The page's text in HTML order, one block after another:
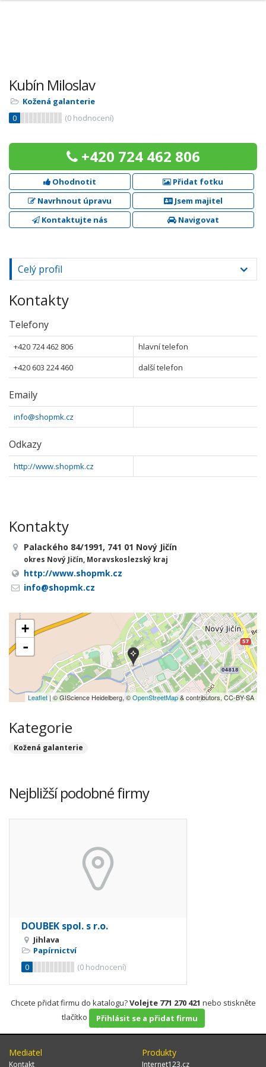
Kubín Miloslav
Kožená galanterie
0
(0 hodnocení)
+420 724 462 806
Ohodnotit
Přidat fotku
Navrhnout úpravu
Jsem majitel
Kontaktujte nás
Navigovat
Celý profil
Kontakty
Telefony
+420 724 462 806
hlavní telefon
+420 603 224 460
další telefon
Emaily
info@shopmk.cz
Odkazy
http://www.shopmk.cz
Kontakty
Palackého 84/1991, 741 01 Nový Jičín
okres Nový Jičín, Moravskoslezský kraj
http://www.shopmk.cz
info@shopmk.cz
+
-
Leaflet| © GIScience Heidelberg, ©OpenStreetMap& contributors, CC-BY-SA
Kategorie
Kožená galanterie
Nejbližší podobné firmy
DOUBEK spol. s r.o.
Jihlava
Papírnictví
0
(0 hodnocení)
Chcete přidat firmu do katalogu?Volejte 771 270 421 nebo stiskněte
tlačítko
Přihlásit se a přidat firmu
Mediatel
Kontakt
Produkty
Internet123.cz